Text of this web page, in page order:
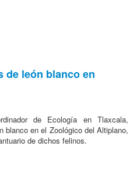
de león blanco en
de Ecología en Tlaxcala,
blanco en el Zoológico del Altiplano,
de dichos felinos.